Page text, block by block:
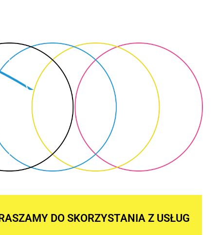
DO SKORZYSTANIA Z USŁUG